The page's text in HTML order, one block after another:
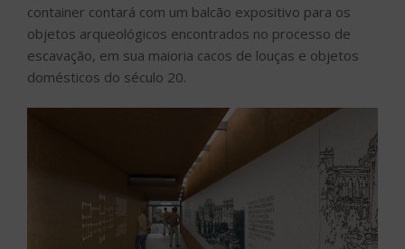
container contará com um balcão expositivo para os
objetos arqueológicos encontrados no processo de
escavação, em sua maioria cacos de louças e objetos
domésticos do século 20.